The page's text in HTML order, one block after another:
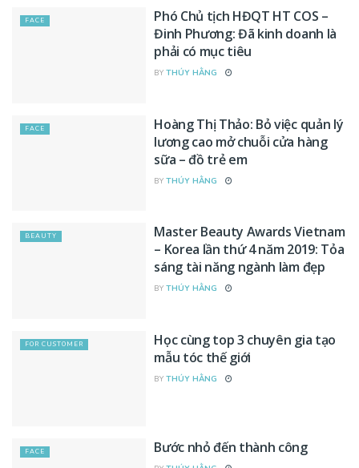
FACE
Phó Chủ tịch HĐQT HT COS –
Đinh Phương: Đã kinh doanh là
phải có mục tiêu
BY THÚY HẰNG
FACE
Hoàng Thị Thảo: Bỏ việc quản lý
lương cao mở chuỗi cửa hàng
sữa – đồ trẻ em
BY THÚY HẰNG
BEAUTY
Master Beauty Awards Vietnam
– Korea lần thứ 4 năm 2019: Tỏa
sáng tài năng ngành làm đẹp
BY THÚY HẰNG
FOR CUSTOMER
Học cùng top 3 chuyên gia tạo
mẫu tóc thế giới
BY THÚY HẰNG
FACE Bước nhỏ đến thành công